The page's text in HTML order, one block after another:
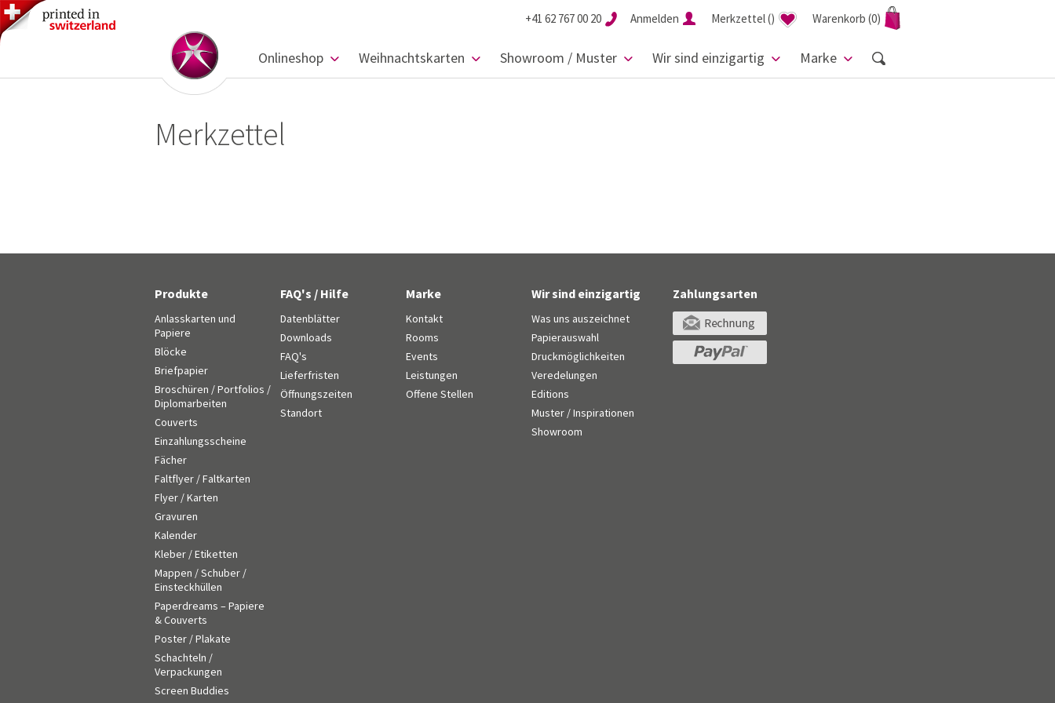
+41 62 767 00 20 Anmelden Merkzettel() Warenkorb (0)
Onlineshop Weihnachtskarten Showroom / Muster Wir sind einzigartig Marke
Merkzettel
Produkte
Anlasskarten und
Papiere
Blöcke
Briefpapier
Broschüren / Portfolios /
Diplomarbeiten
Couverts
Einzahlungsscheine
Fächer
Faltflyer / Faltkarten
Flyer / Karten
Gravuren
Kalender
Kleber / Etiketten
Mappen / Schuber /
Einsteckhüllen
Paperdreams – Papiere
& Couverts
Poster / Plakate
Schachteln /
Verpackungen
Screen Buddies
FAQ's / Hilfe
Datenblätter
Downloads
FAQ's
Lieferfristen
Öffnungszeiten
Standort
Marke
Kontakt
Rooms
Events
Leistungen
Offene Stellen
Wir sind einzigartig
Was uns auszeichnet
Papierauswahl
Druckmöglichkeiten
Veredelungen
Editions
Muster / Inspirationen
Showroom
Zahlungsarten